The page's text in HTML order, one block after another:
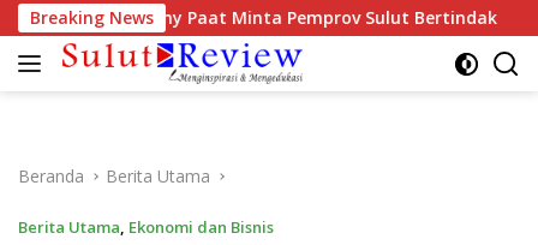
Langsung
ke
konten
Breaking News
Vonny Paat Minta Pemprov Sulut Bertindak
Beranda Berita Utama
Berita Utama, Ekonomi dan Bisnis